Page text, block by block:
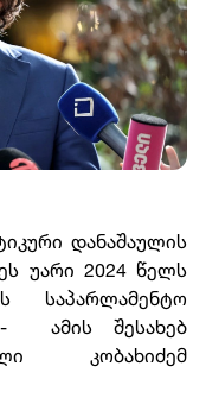
დანაშაულის
უარი 2024 წელს
- ამის შესახებ
კობახიძემ